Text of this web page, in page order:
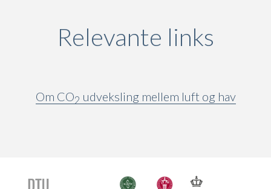
Relevante links
Om CO2 udveksling mellem luft og hav